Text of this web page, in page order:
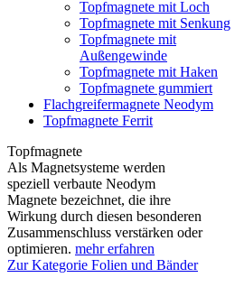
Topfmagnete mit Loch
Topfmagnete mit Senkung
Topfmagnete mit
Außengewinde
Topfmagnete mit Haken
Topfmagnete gummiert
Flachgreifermagnete Neodym
Topfmagnete Ferrit
Topfmagnete
Als Magnetsysteme werden
speziell verbaute Neodym
Magnete bezeichnet, die ihre
Wirkung durch diesen besonderen
Zusammenschluss verstärken oder
optimieren. mehr erfahren
Zur Kategorie Folien und Bänder